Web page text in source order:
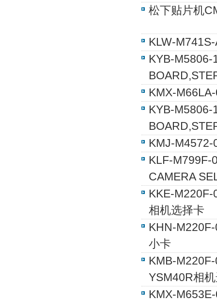
松下贴片机
KLW-
KYB-M5806-
KMX-
KYB-M5806-
KMJ-M4572-
KLF-M799F-
CAMERA
KKE-
相机选择卡
KHN-
小卡
KMB-
YSM40R相
KMX-